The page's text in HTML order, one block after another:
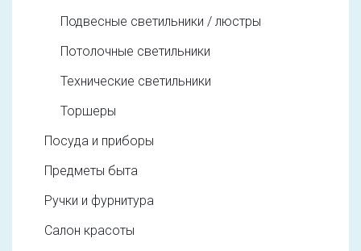
Подвесные светильники / люстры
Потолочные светильники
Технические светильники
Торшеры
Посуда и приборы
Предметы быта
Ручки и фурнитура
Салон красоты